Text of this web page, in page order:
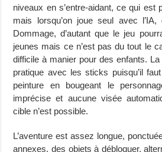
niveaux en s’entre-aidant, ce qui est
mais lorsqu’on joue seul avec
Dommage, d’autant que le jeu
jeunes mais ce n’est pas du tout le
difficile à manier pour des enfants. La
pratique avec les sticks puisqu’il
peinture en bougeant le
imprécise et aucune visée
cible n’est possible.
L’aventure est assez longue,
annexes, des objets à débloquer,